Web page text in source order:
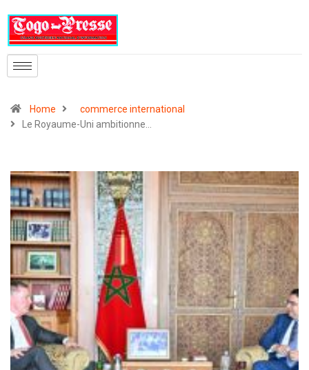
Home
commerce international
Le Royaume-Uni ambitionne…